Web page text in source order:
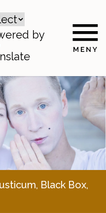
by
Black Box,